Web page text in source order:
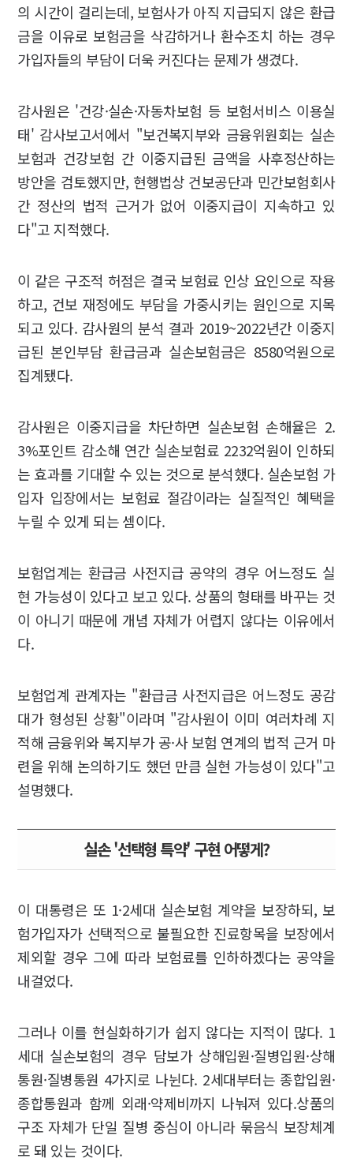
의 시간이 걸리는데, 보험사가 아직 지급되지 않은 환급
금을 이유로 보험금을 삭감하거나 환수조치 하는 경우
가입자들의 부담이 더욱 커진다는 문제가 생겼다.
감사원은 '건강·실손·자동차보험 등 보험서비스 이용실
태' 감사보고서에서 "보건복지부와 금융위원회는 실손
보험과 건강보험 간 이중지급된 금액을 사후정산하는
방안을 검토했지만, 현행법상 건보공단과 민간보험회사
간 정산의 법적 근거가 없어 이중지급이 지속하고 있
다"고 지적했다.
이 같은 구조적 허점은 결국 보험료 인상 요인으로 작용
하고, 건보 재정에도 부담을 가중시키는 원인으로 지목
되고 있다. 감사원의 분석 결과 2019~2022년간 이중지
급된 본인부담 환급금과 실손보험금은 8580억원으로
집계됐다.
감사원은 이중지급을 차단하면 실손보험 손해율은 2.
3%포인트 감소해 연간 실손보험료 2232억원이 인하되
는 효과를 기대할 수 있는 것으로 분석했다. 실손보험 가
입자 입장에서는 보험료 절감이라는 실질적인 혜택을
누릴 수 있게 되는 셈이다.
보험업계는 환급금 사전지급 공약의 경우 어느정도 실
현 가능성이 있다고 보고 있다. 상품의 형태를 바꾸는 것
이 아니기 때문에 개념 자체가 어렵지 않다는 이유에서
다.
보험업계 관계자는 "환급금 사전지급은 어느정도 공감
대가 형성된 상황"이라며 "감사원이 이미 여러차례 지
적해 금융위와 복지부가 공·사 보험 연계의 법적 근거 마
련을 위해 논의하기도 했던 만큼 실현 가능성이 있다"고
설명했다.
실손 '선택형 특약' 구현 어떻게?
이 대통령은 또 1·2세대 실손보험 계약을 보장하되, 보
험가입자가 선택적으로 불필요한 진료항목을 보장에서
제외할 경우 그에 따라 보험료를 인하하겠다는 공약을
내걸었다.
그러나 이를 현실화하기가 쉽지 않다는 지적이 많다. 1
세대 실손보험의 경우 담보가 상해입원·질병입원·상해
통원·질병통원 4가지로 나뉜다. 2세대부터는 종합입원·
종합통원과 함께 외래·약제비까지 나눠져 있다.상품의
구조 자체가 단일 질병 중심이 아니라 묶음식 보장체계
로 돼 있는 것이다.